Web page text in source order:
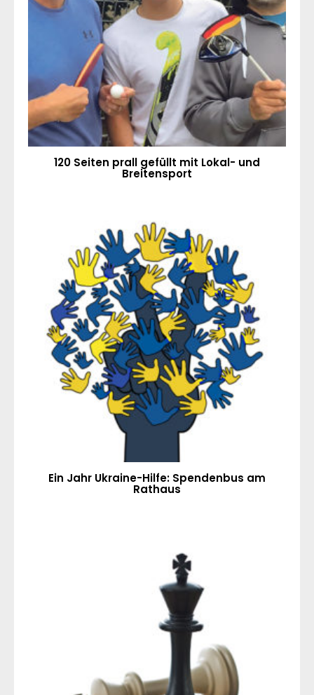
120 Seiten prall gefüllt mit Lokal- und
Breitensport
Ein Jahr Ukraine-Hilfe: Spendenbus am
Rathaus